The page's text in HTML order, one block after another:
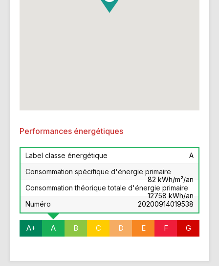
Performances énergétiques
Label classe énergétique
A
Consommation spécifique d'énergie primaire
82 kWh/m²/an
Consommation théorique totale d'énergie primaire
12758 kWh/an
Numéro
20200914019538
A+ A B C D E F G